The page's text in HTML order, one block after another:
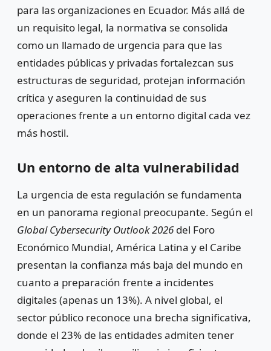
para las organizaciones en Ecuador. Más allá de
un requisito legal, la normativa se consolida
como un llamado de urgencia para que las
entidades públicas y privadas fortalezcan sus
estructuras de seguridad, protejan información
crítica y aseguren la continuidad de sus
operaciones frente a un entorno digital cada vez
más hostil.
Un entorno de alta vulnerabilidad
La urgencia de esta regulación se fundamenta
en un panorama regional preocupante. Según el
Global Cybersecurity Outlook 2026del Foro
Económico Mundial, América Latina y el Caribe
presentan la confianza más baja del mundo en
cuanto a preparación frente a incidentes
digitales (apenas un 13%). A nivel global, el
sector público reconoce una brecha significativa,
donde el 23% de las entidades admiten tener